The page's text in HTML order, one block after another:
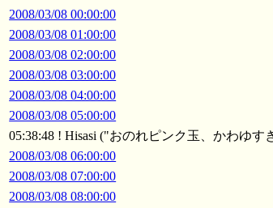
2008/03/08 00:00:00
2008/03/08 01:00:00
2008/03/08 02:00:00
2008/03/08 03:00:00
2008/03/08 04:00:00
2008/03/08 05:00:00
05:38:48 ! Hisasi ("おのれピンク玉、かわゆ
2008/03/08 06:00:00
2008/03/08 07:00:00
2008/03/08 08:00:00